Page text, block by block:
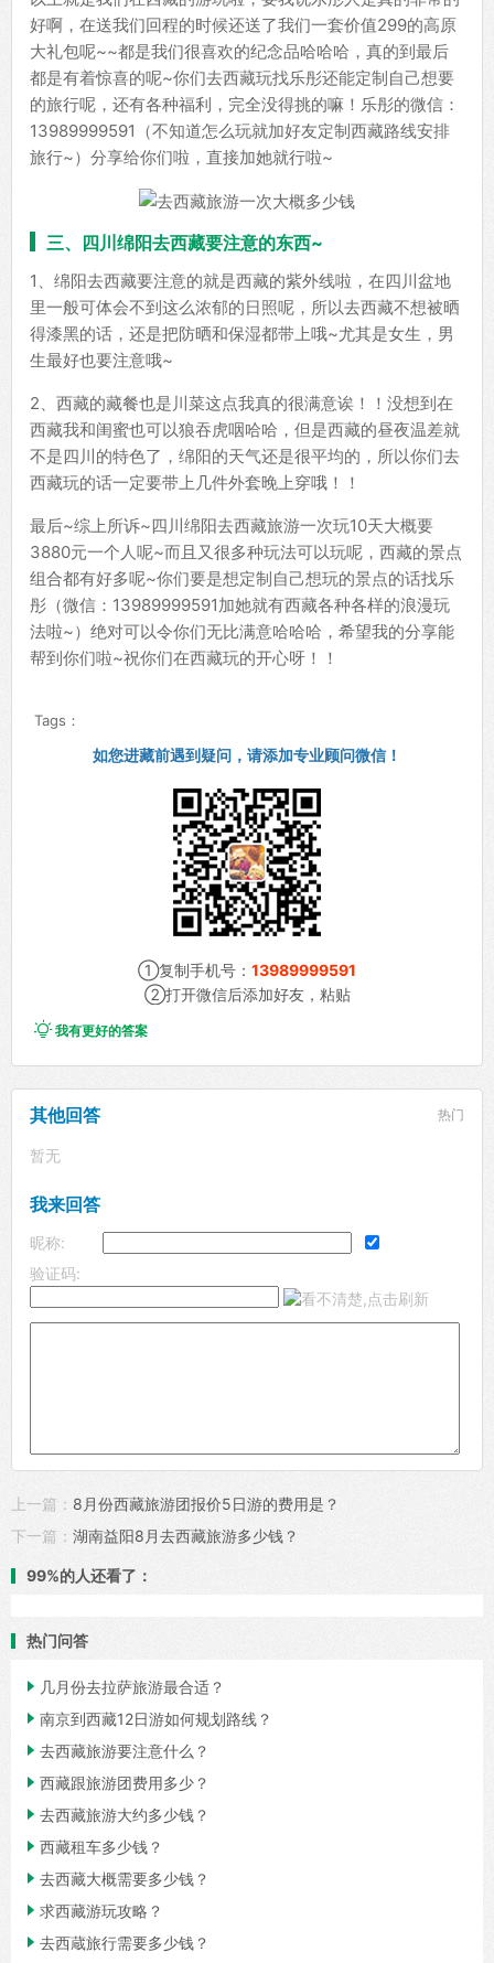
好啊，在送我们回程的时候还送了我们一套价值299的高原
大礼包呢~~都是我们很喜欢的纪念品哈哈哈，真的到最后
都是有着惊喜的呢~你们去西藏玩找乐彤还能定制自己想要
的旅行呢，还有各种福利，完全没得挑的嘛！乐彤的微信：
13989999591（不知道怎么玩就加好友定制西藏路线安排
旅行~）分享给你们啦，直接加她就行啦~
三、四川绵阳去西藏要注意的东西~
1、绵阳去西藏要注意的就是西藏的紫外线啦，在四川盆地
里一般可体会不到这么浓郁的日照呢，所以去西藏不想被晒
得漆黑的话，还是把防晒和保湿都带上哦~尤其是女生，男
生最好也要注意哦~
2、西藏的藏餐也是川菜这点我真的很满意诶！！没想到在
西藏我和闺蜜也可以狼吞虎咽哈哈，但是西藏的昼夜温差就
不是四川的特色了，绵阳的天气还是很平均的，所以你们去
西藏玩的话一定要带上几件外套晚上穿哦！！
最后~综上所诉~四川绵阳去西藏旅游一次玩10天大概要
3880元一个人呢~而且又很多种玩法可以玩呢，西藏的景点
组合都有好多呢~你们要是想定制自己想玩的景点的话找乐
彤（微信：13989999591加她就有西藏各种各样的浪漫玩
法啦~）绝对可以令你们无比满意哈哈哈，希望我的分享能
帮到你们啦~祝你们在西藏玩的开心呀！！
Tags：
如您进藏前遇到疑问，请添加专业顾问微信！
①复制手机号： 13989999591
②打开微信后添加好友，粘贴
我有更好的答案
其他回答 热门
暂无
我来回答
昵称:
验证码:
上一篇： 8月份西藏旅游团报价5日游的费用是？
下一篇： 湖南益阳8月去西藏旅游多少钱？
99%的人还看了：
热门问答
 几月份去拉萨旅游最合适？
 南京到西藏12日游如何规划路线？
 去西藏旅游要注意什么？
 西藏跟旅游团费用多少？
 去西藏旅游大约多少钱？
 西藏租车多少钱？
 去西藏大概需要多少钱？
 求西藏游玩攻略？
 去西蔵旅行需要多少钱？